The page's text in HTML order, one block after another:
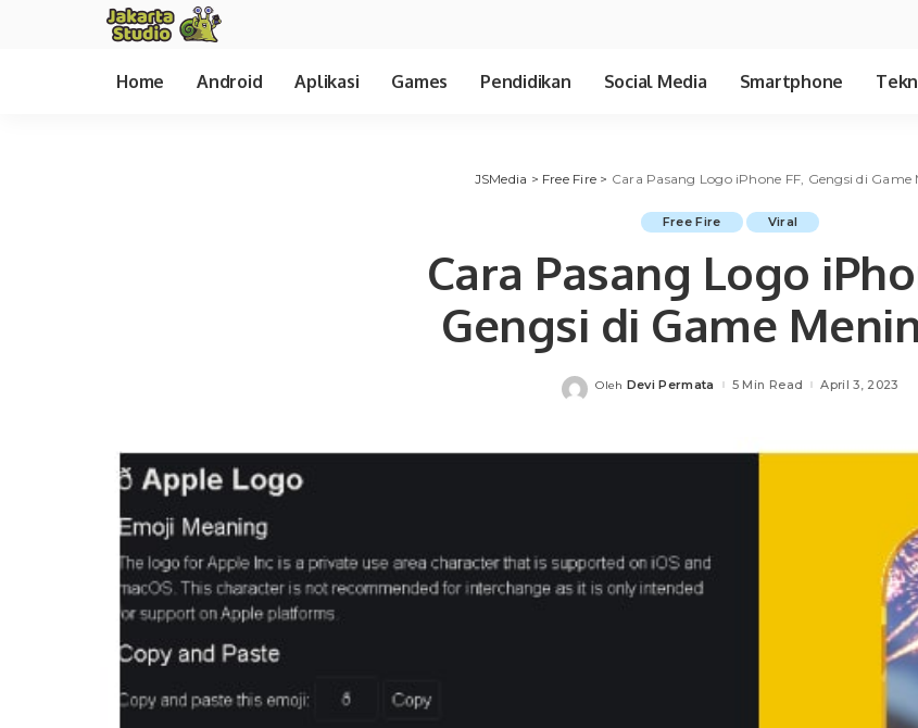
Home Android Aplikasi Games Pendidikan Social Media Smartphone
JSMedia > Free Fire > Cara Pasang Logo iPhone FF, Gengsi di
Free Fire Viral
Cara Pasang Logo
Gengsi di Game
Posted
Oleh Devi Permata 5 Min Read April 3, 2023